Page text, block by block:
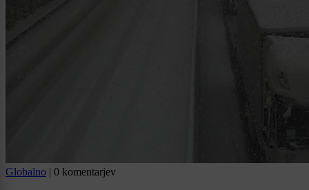
Globalno | 0 komentarjev